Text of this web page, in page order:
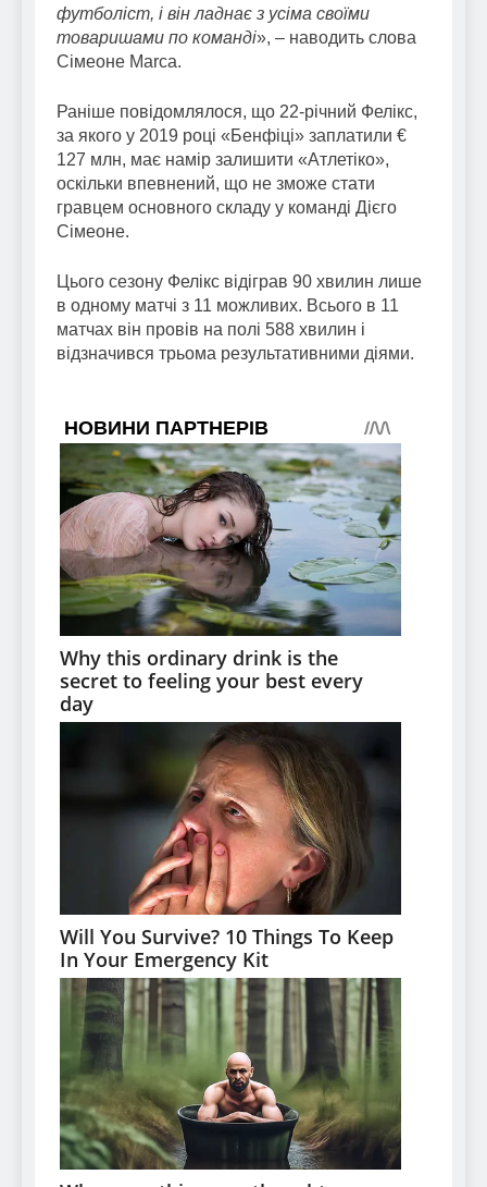
футболіст, і він ладнає з усіма своїми
товаришами по команді», – наводить слова
Сімеоне Marca.
Раніше повідомлялося, що 22-річний Фелікс,
за якого у 2019 році «Бенфіці» заплатили €
127 млн, має намір залишити «Атлетіко»,
оскільки впевнений, що не зможе стати
гравцем основного складу у команді Дієго
Сімеоне.
Цього сезону Фелікс відіграв 90 хвилин лише
в одному матчі з 11 можливих. Всього в 11
матчах він провів на полі 588 хвилин і
відзначився трьома результативними діями.